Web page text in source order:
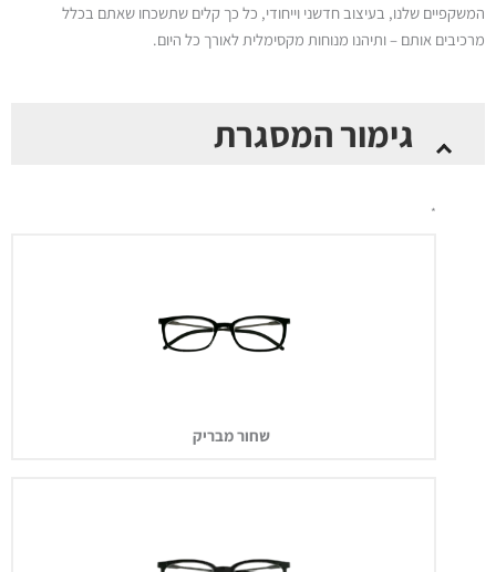
המשקפיים שלנו, בעיצוב חדשני וייחודי, כל כך קלים שתשכחו שאתם בכלל
מרכיבים אותם – ותיהנו מנוחות מקסימלית לאורך כל היום.
גימור המסגרת
*
שחור מבריק